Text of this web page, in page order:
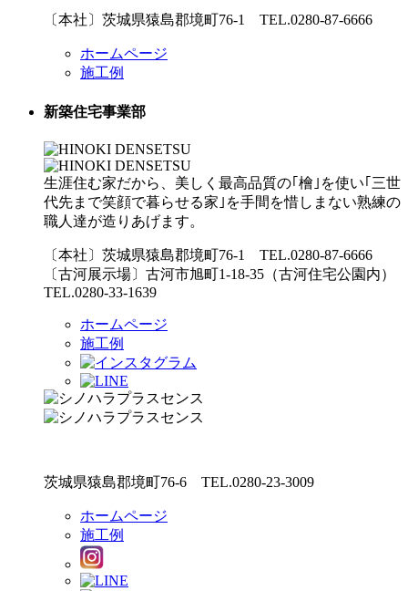
〔本社〕茨城県猿島郡境町76-1 TEL.0280-87-6666
ホームページ
施工例
新築住宅事業部
生涯住む家だから、美しく最高品質の｢檜｣を使い｢三世
代先まで笑顔で暮らせる家｣を手間を惜しまない熟練の
職人達が造りあげます。
〔本社〕茨城県猿島郡境町76-1 TEL.0280-87-6666
〔古河展示場〕古河市旭町1-18-35（古河住宅公園内）
TEL.0280-33-1639
ホームページ
施工例
茨城県猿島郡境町76-6 TEL.0280-23-3009
ホームページ
施工例